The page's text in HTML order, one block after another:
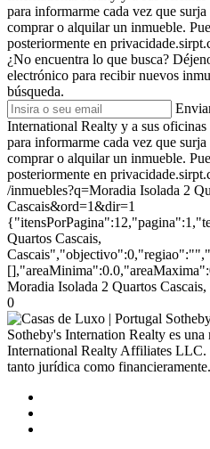
para informarme cada vez que
comprar o alquilar un inmueble.
posteriormente en
¿No encuentra lo que busca?
electrónico para recibir nuevos
búsqueda.
International Realty y a sus oficinas
para informarme cada vez que
comprar o alquilar un inmueble.
posteriormente en
/inmuebles?q=Moradia Isolada 2
Cascais&ord=1&dir=1
Quartos Cascais,
Moradia Isolada 2 Quartos Cascais,
0
Sotheby's Internation Realty es una
International Realty Affiliates LLC.
tanto jurídica como financieramente.